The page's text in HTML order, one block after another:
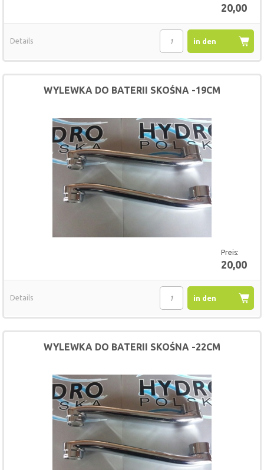
20,00
in den
Details
Preis:
20,00
WYLEWKA DO BATERII SKOŚNA -19CM
in den
Details
WYLEWKA DO BATERII SKOŚNA -22CM